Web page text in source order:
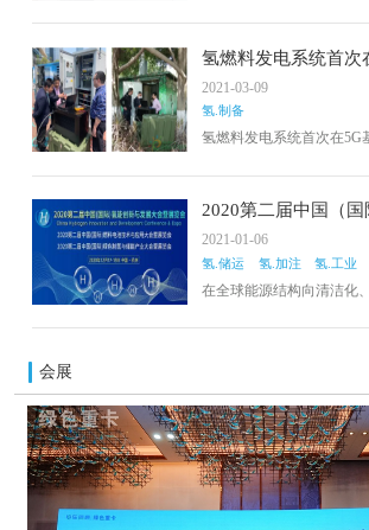
用示范工程质子交换膜电
现制氢。大陈岛氢能综合
第一个海岛“绿氢”综合能
台州供电公司互联网办公
氢燃料发电系统首次
试
2021-03-09
氢.制备
氢燃料发电系统首次在5G
门分公司5G基站持续供电
悉，这次全球首次氢燃料
应用测试。长期以来，基
铅酸电池/磷酸铁锂电池为
命较短、能量密度低、电
环境污染等痛点。随着5G
要求也越来越高，通过新
2020第二届中国（
发展大会暨展览会
2021-01-06
氢.储运 氢.加注 氢.工业
在全球能源结构向清洁化
二次能源，是应对能源危
通、储能、智能电网等领
用。发展氢能对重构低碳
挑战、推动能源革命、保
大战略意义。
会展